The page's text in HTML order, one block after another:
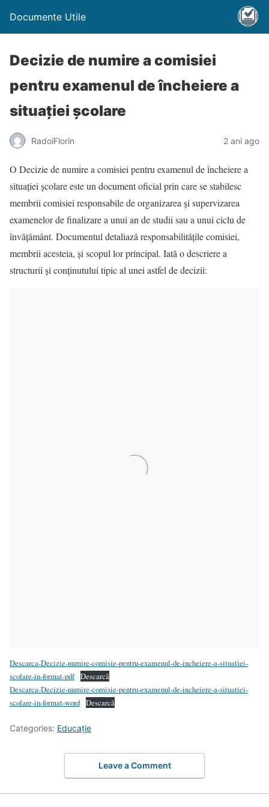
Documente Utile
Decizie de numire a comisiei
pentru examenul de încheiere a
situației școlare
RadoiFlorin 2 ani ago
O Decizie de numire a comisiei pentru examenul de încheiere a
situației școlare este un document oficial prin care se stabilesc
membrii comisiei responsabile de organizarea și supervizarea
examenelor de finalizare a unui an de studii sau a unui ciclu de
învățământ. Documentul detaliază responsabilitățile comisiei,
membrii acesteia, și scopul lor principal. Iată o descriere a
structurii și conținutului tipic al unei astfel de decizii:
Descarca-Decizie-numire-comisie-pentru-examenul-de-incheiere-a-situatiei-
scolare-in-format-pdf Descarcă
Descarca-Decizie-numire-comisie-pentru-examenul-de-incheiere-a-situatiei-
scolare-in-format-word Descarcă
Categories: Educație
Leave a Comment